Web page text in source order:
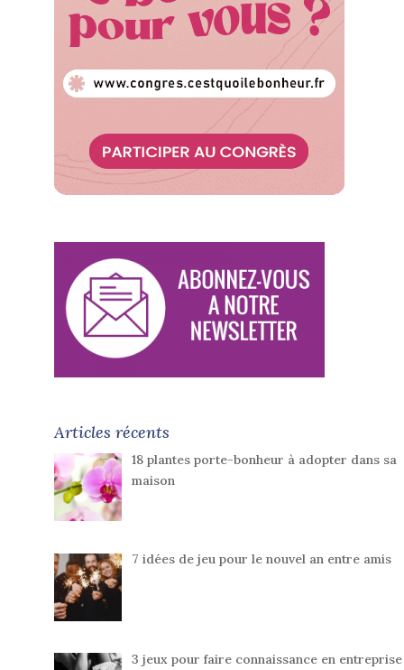
Articles récents
18 plantes porte-bonheur à adopter dans sa
maison
7 idées de jeu pour le nouvel an entre amis
3 jeux pour faire connaissance en entreprise